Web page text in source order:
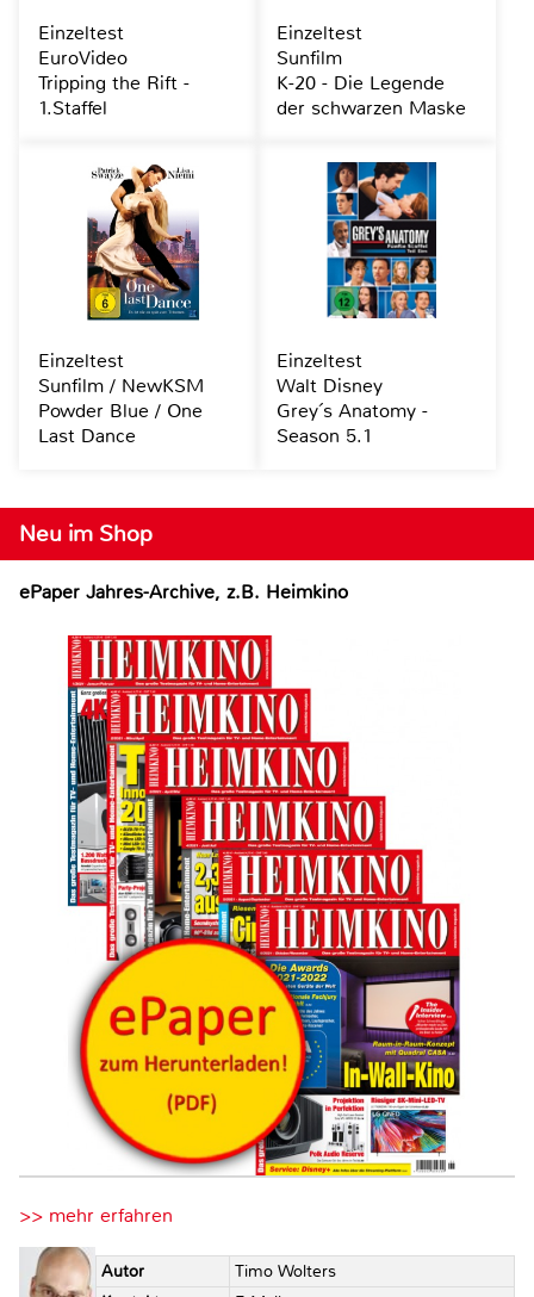
Neu im Shop
ePaper Jahres-Archive, z.B. Heimkino
>> mehr erfahren
Autor
Timo Wolters
Einzeltest
EuroVideo
Tripping the Rift -
1.Staffel
Einzeltest
Sunfilm
K-20 - Die Legende
der schwarzen Maske
Einzeltest
Sunfilm / NewKSM
Powder Blue / One
Last Dance
Einzeltest
Walt Disney
Grey´s Anatomy -
Season 5.1